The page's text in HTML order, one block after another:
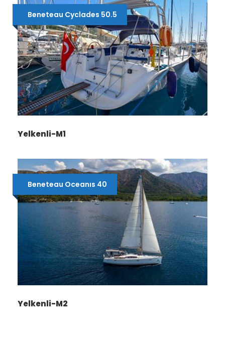
Beneteau Cyclades 50.5
Yelkenli-M1
Beneteau Oceanıs 40
Yelkenli-M2